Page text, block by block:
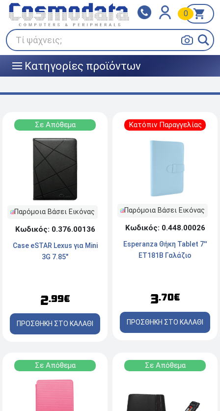
Τί ψάχνεις;
0
||| Κατηγορίες προϊόντων
Klarna
Πληρώστε σε 3
άτοκες δόσεις
BOX NOW
Σε Απόθεμα
Παρόμοια Βάσει Εικόνας
Κωδικός: 0.376.00136
Case eSTAR Lexus για Mini
3G 7.85"
2.99€
ΠΡΟΣΘΗΚΗ ΣΤΟ ΚΑΛΑΘΙ
Κατόπιν Παραγγελίας
Παρόμοια Βάσει Εικόνας
Κωδικός: 0.448.00026
Esperanza Θήκη Tablet 7''
ET181B Γαλάζιο
3.70€
ΠΡΟΣΘΗΚΗ ΣΤΟ ΚΑΛΑΘΙ
Σε Απόθεμα Σε Απόθεμα